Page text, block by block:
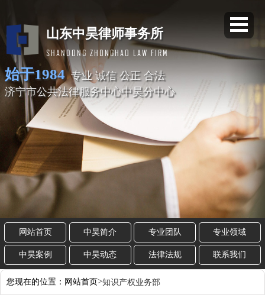
山东中昊律师事务所
SHANDONG ZHONGHAO LAW FIRM
始于1984 专业 诚信 公正 合法
济宁市公共法律服务中心中昊分中心
网站首页 中昊简介 专业团队 专业领域
中昊案例 中昊动态 法律法规 联系我们
您现在的位置： 网站首页>知识产权业务部